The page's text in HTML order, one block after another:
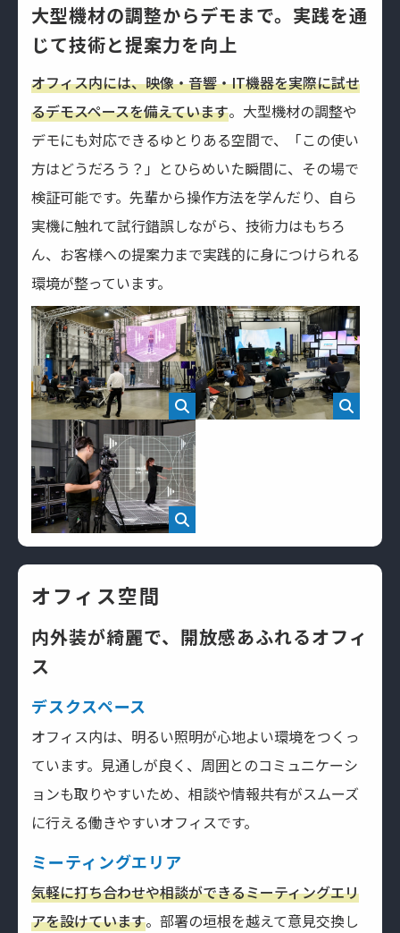
大型機材の調整からデモまで。実践を通
じて技術と提案力を向上
オフィス内には、映像・音響・IT機器を実際に試せ
るデモスペースを備えています。大型機材の調整や
デモにも対応できるゆとりある空間で、「この使い
方はどうだろう？」とひらめいた瞬間に、その場で
検証可能です。先輩から操作方法を学んだり、自ら
実機に触れて試行錯誤しながら、技術力はもちろ
ん、お客様への提案力まで実践的に身につけられる
環境が整っています。
オフィス空間
内外装が綺麗で、開放感あふれるオフィ
ス
デスクスペース
オフィス内は、明るい照明が心地よい環境をつくっ
ています。見通しが良く、周囲とのコミュニケーシ
ョンも取りやすいため、相談や情報共有がスムーズ
に行える働きやすいオフィスです。
ミーティングエリア
気軽に打ち合わせや相談ができるミーティングエリ
アを設けています。部署の垣根を越えて意見交換し